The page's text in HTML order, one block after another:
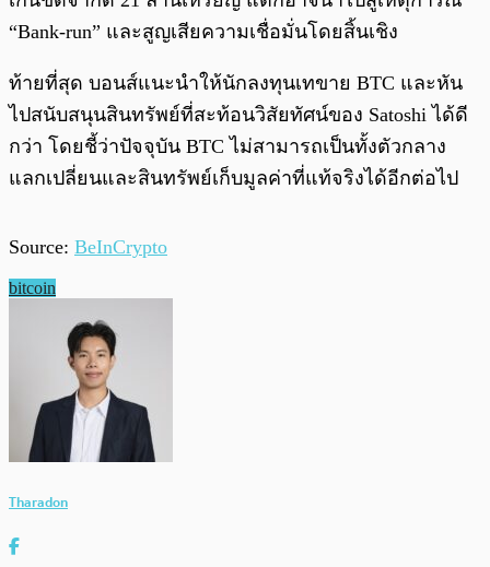
“Bank-run” และสูญเสียความเชื่อมั่นโดยสิ้นเชิง
ท้ายที่สุด บอนส์แนะนำให้นักลงทุนเทขาย BTC และหัน
ไปสนับสนุนสินทรัพย์ที่สะท้อนวิสัยทัศน์ของ Satoshi ได้ดี
กว่า โดยชี้ว่าปัจจุบัน BTC ไม่สามารถเป็นทั้งตัวกลาง
แลกเปลี่ยนและสินทรัพย์เก็บมูลค่าที่แท้จริงได้อีกต่อไป
Source: BeInCrypto
bitcoin
Tharadon